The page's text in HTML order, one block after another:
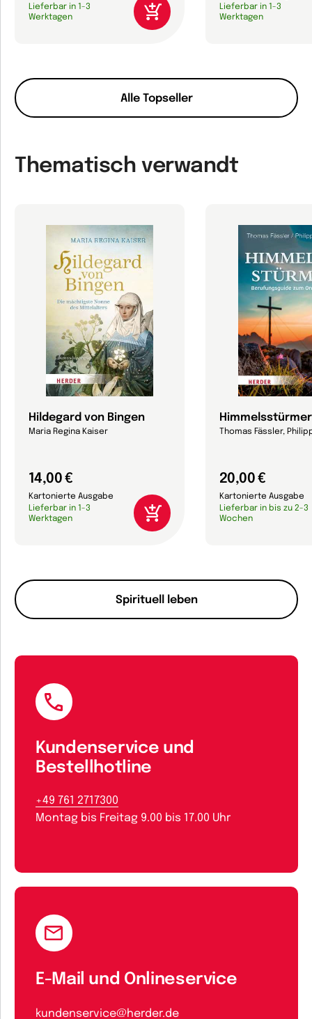
Alle Topseller
Lieferbar in 1-3
Werktagen
Lieferbar in 1-3
Werktagen
Thematisch verwandt
Spirituell leben
Hildegard von Bingen
Maria Regina Kaiser
14,00 €
Kartonierte Ausgabe
Lieferbar in 1-3
Werktagen
Himmelsstürmer
Thomas Fässler,
20,00 €
Kartonierte Ausgabe
Lieferbar in bis zu 2-3
Wochen
Kundenservice und
Bestellhotline
+49 761 2717300
Montag bis Freitag 9.00 bis 17.00 Uhr
E-Mail und Onlineservice
kundenservice@herder.de